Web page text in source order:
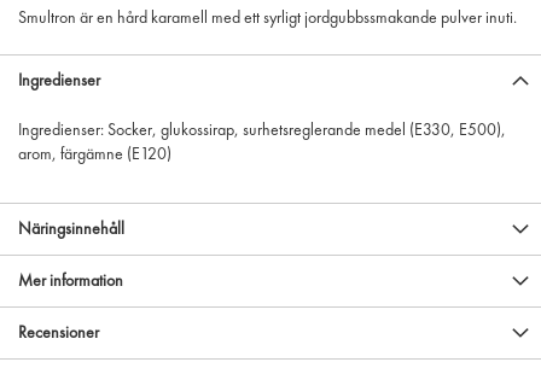
Smultron är en hård karamell med ett syrligt jordgubbssmakande pulver inuti.
Ingredienser
Ingredienser: Socker, glukossirap, surhetsreglerande medel (E330, E500),
arom, färgämne (E120)
Näringsinnehåll
Mer information
Recensioner